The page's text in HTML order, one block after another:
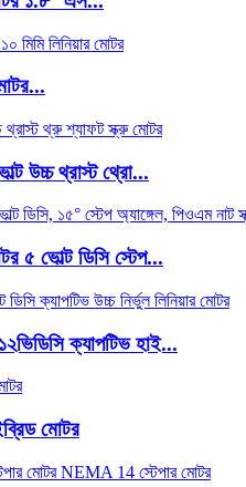
উচ্চ থ্রাস্ট থ্রো...
৫ ভোল্ট ডিসি স্টেপ...
ক্যাপটিভ হাই...
মোটর